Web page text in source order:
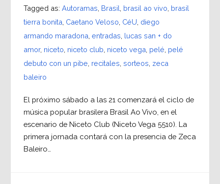
Tagged as: Autoramas Brasil brasil ao vivo brasil
tierra bonita Caetano Veloso CéU diego
armando maradona entradas lucas san + do
amor, niceto niceto club niceto vega pelé pelé
debuto con un pibe recitales sorteos zeca
baleiro
El próximo sábado a las 21 comenzará el ciclo de
música popular brasilera Brasil Ao Vivo, en el
escenario de Niceto Club (Niceto Vega 5510). La
primera jornada contará con la presencia de Zeca
Baleiro…